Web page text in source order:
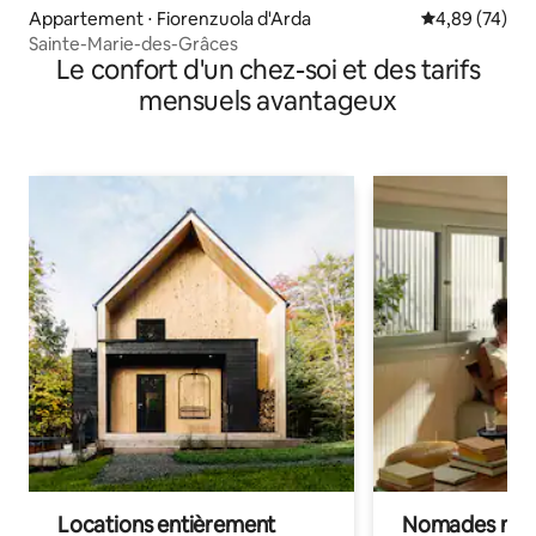
Appartement ⋅ Fiorenzuola d'Arda Évaluation
4,89 (74)
Sainte-Marie-des-Grâces
Le confort d'un chez-soi et des tarifs
mensuels avantageux
Locations entièrement Nomades